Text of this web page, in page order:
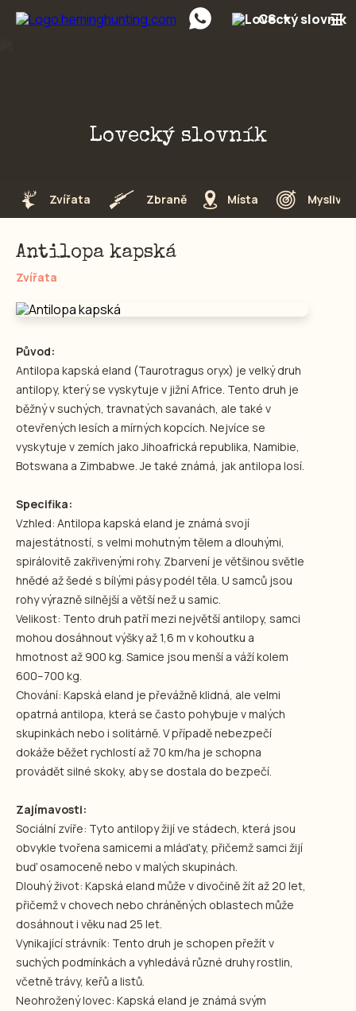
Preskočiť na obsah ☰
CS
Lovecký slovník
Zvířata Zbraně Místa
Antilopa kapská
Zvířata
Původ:
Antilopa kapská eland (Taurotragus oryx) je velký druh
antilopy, který se vyskytuje v jižní Africe. Tento druh je
běžný v suchých, travnatých savanách, ale také v
otevřených lesích a mírných kopcích. Nejvíce se
vyskytuje v zemích jako Jihoafrická republika, Namibie,
Botswana a Zimbabwe. Je také známá, jak antilopa losí.
Specifika:
Vzhled: Antilopa kapská eland je známá svojí
majestátností, s velmi mohutným tělem a dlouhými,
spirálovitě zakřivenými rohy. Zbarvení je většinou světle
hnědé až šedé s bílými pásy podél těla. U samců jsou
rohy výrazně silnější a větší než u samic.
Velikost: Tento druh patří mezi největší antilopy, samci
mohou dosáhnout výšky až 1,6 m v kohoutku a
hmotnost až 900 kg. Samice jsou menší a váží kolem
600–700 kg.
Chování: Kapská eland je převážně klidná, ale velmi
opatrná antilopa, která se často pohybuje v malých
skupinkách nebo i solitárně. V případě nebezpečí
dokáže běžet rychlostí až 70 km/ha je schopna
provádět silné skoky, aby se dostala do bezpečí.
Zajímavosti:
Sociální zvíře: Tyto antilopy žijí ve stádech, která jsou
obvykle tvořena samicemi a mláďaty, přičemž samci žijí
buď osamoceně nebo v malých skupinách.
Dlouhý život: Kapská eland může v divočině žít až 20 let,
přičemž v chovech nebo chráněných oblastech může
dosáhnout i věku nad 25 let.
Vynikající strávník: Tento druh je schopen přežít v
suchých podmínkách a vyhledává různé druhy rostlin,
včetně trávy, keřů a listů.
Neohrožený lovec: Kapská eland je známá svým